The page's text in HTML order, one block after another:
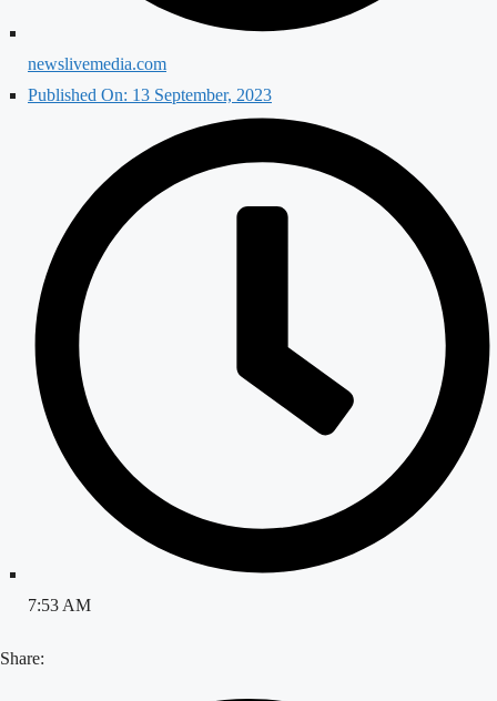
newslivemedia.com
Published On: 13 September, 2023
7:53 AM
Share: